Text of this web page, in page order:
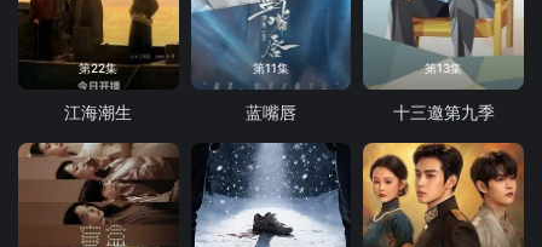
第22集
江海潮生
第11集
蓝嘴唇
第13集
十三邀第九季